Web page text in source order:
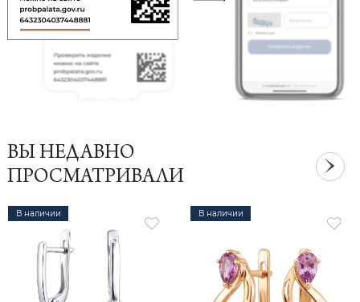
ВЫ НЕДАВНО
ПРОСМАТРИВАЛИ
В наличии В наличии